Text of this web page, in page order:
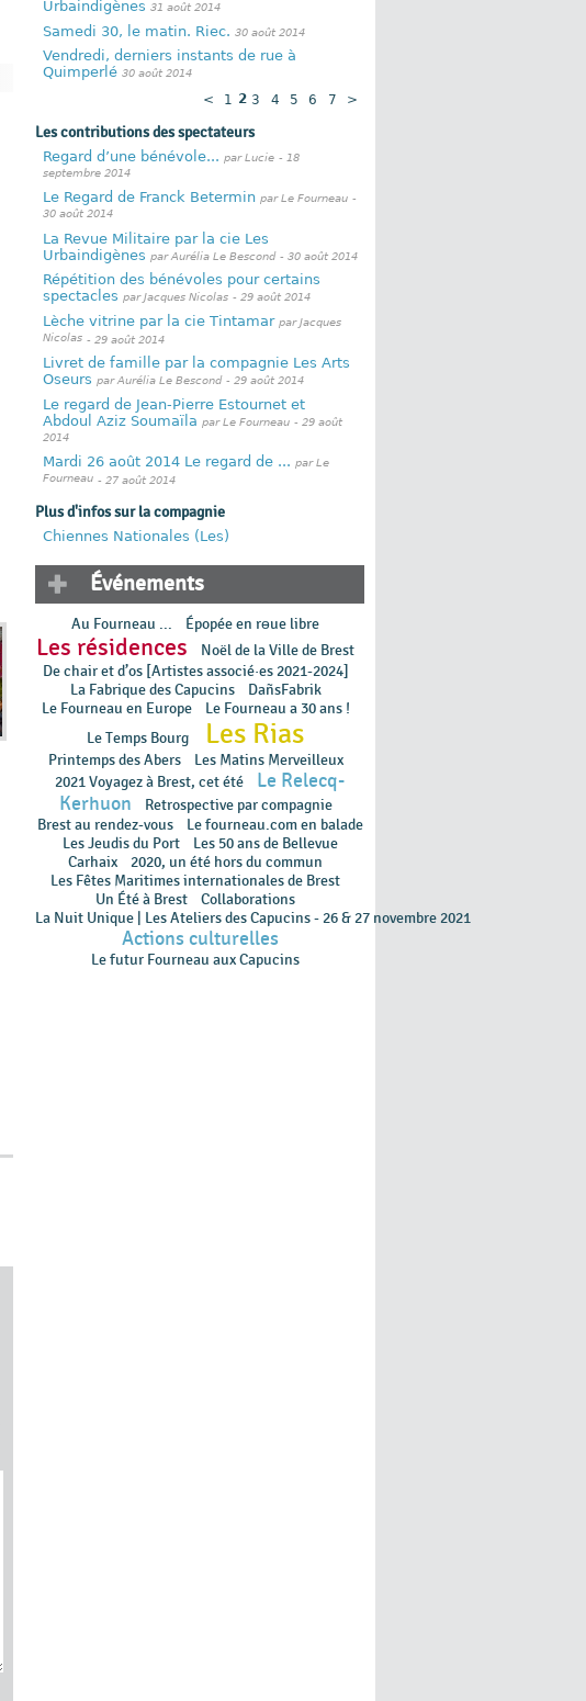
Urbaindigènes 31 août 2014
Samedi 30, le matin. Riec. 30 août 2014
Vendredi, derniers instants de rue à
Quimperlé 30 août 2014
< 1 2 3 4 5 6 7 >
Les contributions des spectateurs
Regard d’une bénévole... par Lucie - 18
septembre 2014
Le Regard de Franck Betermin par Le Fourneau -
30 août 2014
La Revue Militaire par la cie Les
Urbaindigènes par Aurélia Le Bescond - 30 août 2014
Répétition des bénévoles pour certains
spectacles par Jacques Nicolas - 29 août 2014
Lèche vitrine par la cie Tintamar par Jacques
Nicolas - 29 août 2014
Livret de famille par la compagnie Les Arts
Oseurs par Aurélia Le Bescond - 29 août 2014
Le regard de Jean-Pierre Estournet et
Abdoul Aziz Soumaïla par Le Fourneau - 29 août
2014
Mardi 26 août 2014 Le regard de ... par Le
Fourneau - 27 août 2014
Plus d'infos sur la compagnie
Chiennes Nationales (Les)
Événements
Au Fourneau ... Épopée en rɵue libre
Les résidences
Noël de la Ville de Brest
De chair et d’os [Artistes associé·es 2021-2024]
La Fabrique des Capucins
DañsFabrik
Le Fourneau en Europe
Le Fourneau a 30 ans !
Le Temps Bourg
Les Rias
Printemps des Abers
Les Matins Merveilleux
2021 Voyagez à Brest, cet été
Le Relecq-
Kerhuon
Retrospective par compagnie
Brest au rendez-vous
Le fourneau.com en balade
Les Jeudis du Port
Les 50 ans de Bellevue
Carhaix
2020, un été hors du commun
Les Fêtes Maritimes internationales de Brest
Un Été à Brest
Collaborations
La Nuit Unique | Les Ateliers des Capucins - 26 & 27 novembre 2021
Actions culturelles
Le futur Fourneau aux Capucins